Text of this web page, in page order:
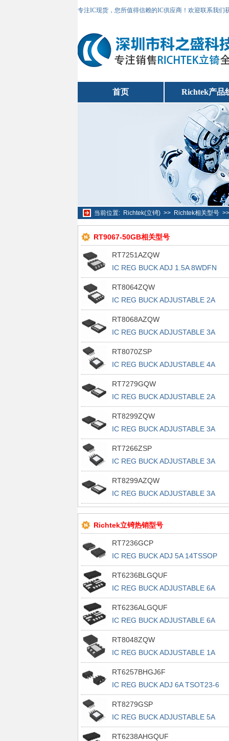
专注IC现货，您所值得信赖的IC供应商！欢迎联系我们
首页 Richtek产品
当前位置: Richtek(立锜)>> Richtek相关型号
RT9067-50GB相关型号
RT7251AZQW
IC REG BUCK ADJ 1.5A 8WDFN
RT8064ZQW
IC REG BUCK ADJUSTABLE 2A
8WDFN
RT8068AZQW
IC REG BUCK ADJUSTABLE 3A
10WDFN
RT8070ZSP
IC REG BUCK ADJUSTABLE 4A
8SOP
RT7279GQW
IC REG BUCK ADJUSTABLE 2A
10WDFN
RT8299ZQW
IC REG BUCK ADJUSTABLE 3A
10WDFN
RT7266ZSP
IC REG BUCK ADJUSTABLE 3A
8SOP
RT8299AZQW
IC REG BUCK ADJUSTABLE 3A
10WDFN
Richtek立锜热销型号
RT7236GCP
IC REG BUCK ADJ 5A 14TSSOP
RT6236BLGQUF
IC REG BUCK ADJUSTABLE 6A
13UQFN
RT6236ALGQUF
IC REG BUCK ADJUSTABLE 6A
13UQFN
RT8048ZQW
IC REG BUCK ADJUSTABLE 1A
6WDFN
RT6257BHGJ6F
IC REG BUCK ADJ 6A TSOT23-6
RT8279GSP
IC REG BUCK ADJUSTABLE 5A
8SOP
RT6238AHGQUF